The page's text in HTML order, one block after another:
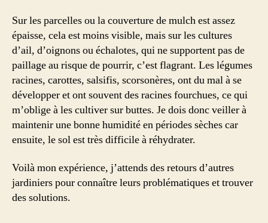
Sur les parcelles ou la couverture de mulch est assez
épaisse, cela est moins visible, mais sur les cultures
d’ail, d’oignons ou échalotes, qui ne supportent pas de
paillage au risque de pourrir, c’est flagrant. Les légumes
racines, carottes, salsifis, scorsonères, ont du mal à se
développer et ont souvent des racines fourchues, ce qui
m’oblige à les cultiver sur buttes. Je dois donc veiller à
maintenir une bonne humidité en périodes sèches car
ensuite, le sol est très difficile à réhydrater.
Voilà mon expérience, j’attends des retours d’autres
jardiniers pour connaître leurs problématiques et trouver
des solutions.